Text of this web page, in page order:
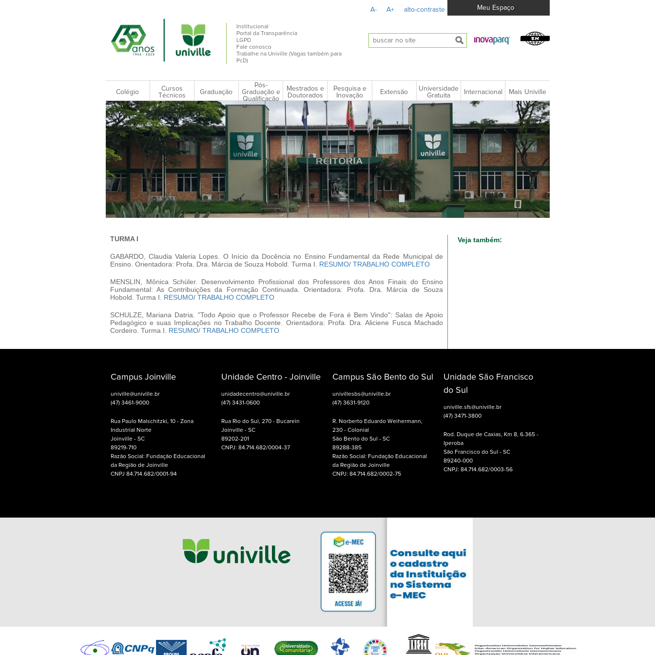
A- A+ alto-contraste Meu Espaço
Institucional
Portal da Transparência
LGPD
Fale conosco
Trabalhe na Univille (Vagas também para
PcD)
Colégio
Cursos
Técnicos
Graduação
Pós-
Graduação e
Qualificação
Mestrados e
Doutorados
Pesquisa e
Inovação
Extensão
Universidade
Gratuita
Internacional Mais Univille
TURMA I
GABARDO, Claudia Valeria Lopes. O Início da Docência no Ensino Fundamental da Rede Municipal de
Ensino. Orientadora: Profa. Dra. Márcia de Souza Hobold. Turma I. RESUMO/ TRABALHO COMPLETO
MENSLIN, Mônica Schüler. Desenvolvimento Profissional dos Professores dos Anos Finais do Ensino
Fundamental: As Contribuições da Formação Continuada. Orientadora: Profa. Dra. Márcia de Souza
Hobold. Turma I. RESUMO/ TRABALHO COMPLETO
SCHULZE, Mariana Datria. "Todo Apoio que o Professor Recebe de Fora é Bem Vindo": Salas de Apoio
Pedagógico e suas Implicações no Trabalho Docente. Orientadora: Profa. Dra. Aliciene Fusca Machado
Cordeiro. Turma I. RESUMO/ TRABALHO COMPLETO
Veja também:
Campus Joinville
univille@univille.br
(47) 3461-9000
Rua Paulo Malschitzki, 10 - Zona
Industrial Norte
Joinville - SC
89219-710
Razão Social: Fundação Educacional
da Região de Joinville
CNPJ 84.714.682/0001-94
Unidade Centro - Joinville
unidadecentro@univille.br
(47) 3431-0600
Rua Rio do Sul, 270 - Bucarein
Joinville - SC
89202-201
CNPJ: 84.714.682/0004-37
Campus São Bento do Sul
univillesbs@univille.br
(47) 3631-9120
R. Norberto Eduardo Weihermann,
230 - Colonial
São Bento do Sul - SC
89288-385
Razão Social: Fundação Educacional
da Região de Joinville
CNPJ: 84.714.682/0002-75
Unidade São Francisco
do Sul
univille.sfs@univille.br
(47) 3471-3800
Rod. Duque de Caxias, Km 8, 6.365 -
Iperoba
São Francisco do Sul - SC
89240-000
CNPJ: 84.714.682/0003-56